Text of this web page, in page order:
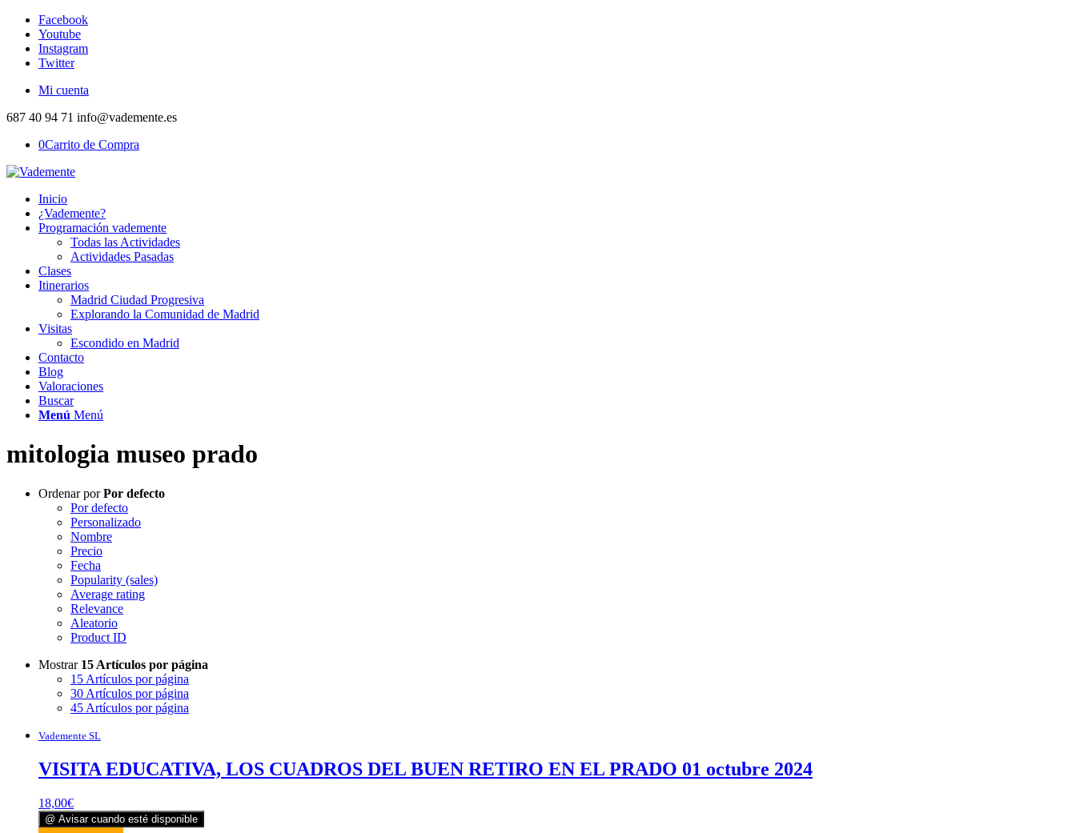
Facebook
Youtube
Instagram
Twitter
Mi cuenta
687 40 94 71 info@vademente.es
0Carrito de Compra
Inicio
¿Vademente?
Programación vademente
Todas las Actividades
Actividades Pasadas
Clases
Itinerarios
Madrid Ciudad Progresiva
Explorando la Comunidad de Madrid
Visitas
Escondido en Madrid
Contacto
Blog
Valoraciones
Buscar
Menú Menú
mitologia museo prado
Ordenar porPor defecto
Por defecto
Personalizado
Nombre
Precio
Fecha
Popularity (sales)
Average rating
Relevance
Aleatorio
Product ID
Mostrar 15 Artículos por página
15 Artículos por página
30 Artículos por página
45 Artículos por página
Vademente SL
VISITA EDUCATIVA, LOS CUADROS DEL BUEN RETIRO EN EL PRADO 01 octubre 2024
18,00€
@ Avisar cuando esté disponible